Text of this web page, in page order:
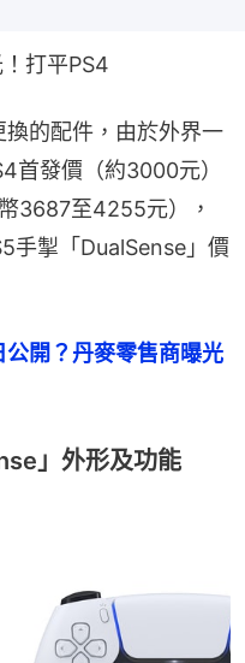
打平PS4
的配件，由於外界一
首發價（約3000元）
3687至4255元），
手掣「DualSense」價
開？丹麥零售商曝光
」外形及功能